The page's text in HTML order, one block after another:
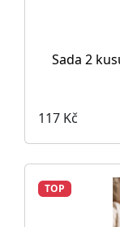
Sada 2
117 Kč
TOP